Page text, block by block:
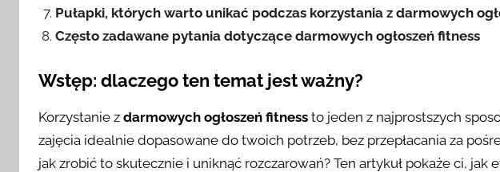
Pułapki, których warto unikać podczas korzystania z darmowych
Często zadawane pytania dotyczące darmowych ogłoszeń fitness
Wstęp: dlaczego ten temat jest ważny?
Korzystanie z darmowych ogłoszeń fitness to jeden z najprostszych
zajęcia idealnie dopasowane do twoich potrzeb, bez przepłacania za
jak zrobić to skutecznie i uniknąć rozczarowań? Ten artykuł pokaże ci, jak